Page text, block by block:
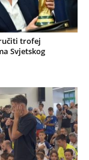
trofej
Svjetskog